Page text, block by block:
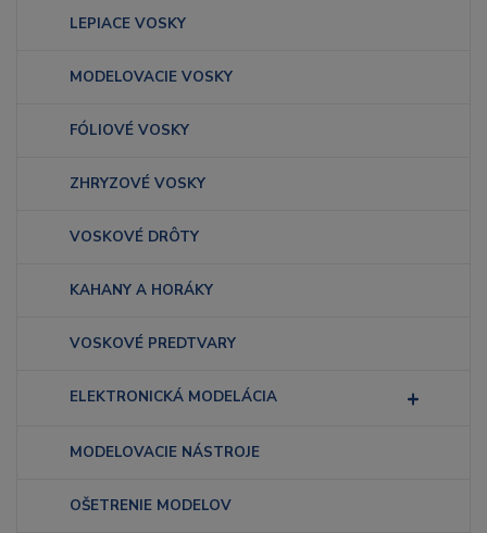
LEPIACE VOSKY
MODELOVACIE VOSKY
FÓLIOVÉ VOSKY
ZHRYZOVÉ VOSKY
VOSKOVÉ DRÔTY
KAHANY A HORÁKY
VOSKOVÉ PREDTVARY
ELEKTRONICKÁ MODELÁCIA
MODELOVACIE NÁSTROJE
OŠETRENIE MODELOV